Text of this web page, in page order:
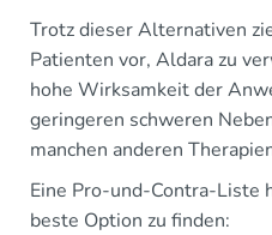
Trotz dieser Alternativen
Patienten vor, Aldara zu
hohe Wirksamkeit der
geringeren schweren
manchen anderen
Eine Pro-und-Contra-Liste
beste Option zu finden: